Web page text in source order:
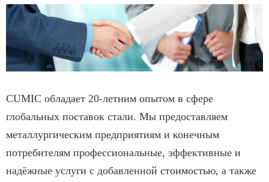
CUMIC обладает 20-летним опытом в сфере
глобальных поставок стали. Мы предоставляем
металлургическим предприятиям и конечным
потребителям профессиональные, эффективные и
надёжные услуги с добавленной стоимостью, а также